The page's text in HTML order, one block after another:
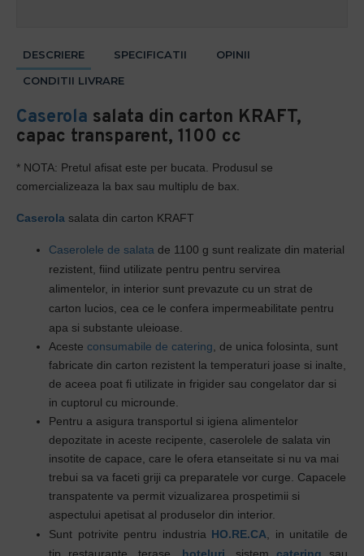
DESCRIERE SPECIFICATII
OPINII
CONDITII LIVRARE
Caserola salata din carton KRAFT,
capac transparent, 1100 cc
* NOTA: Pretul afisat este per bucata. Produsul se
comercializeaza la bax sau multiplu de bax.
Caserola salata din carton KRAFT
Caserolele de salata de 1100 g sunt realizate din material
rezistent, fiind utilizate pentru pentru servirea
alimentelor, in interior sunt prevazute cu un strat de
carton lucios, cea ce le confera impermeabilitate pentru
apa si substante uleioase.
Aceste consumabile de catering , de unica folosinta, sunt
fabricate din carton rezistent la temperaturi joase si inalte,
de aceea poat fi utilizate in frigider sau congelator dar si
in cuptorul cu microunde.
Pentru a asigura transportul si igiena alimentelor
depozitate in aceste recipente, caserolele de salata vin
insotite de capace, care le ofera etanseitate si nu va mai
trebui sa va faceti griji ca preparatele vor curge. Capacele
transpatente va permit vizualizarea prospetimii si
aspectului apetisat al produselor din interior.
Sunt potrivite pentru industria HO.RE.CA
in unitatile de